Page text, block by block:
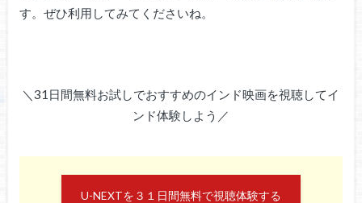
す。ぜひ利用してみてくださいね。
＼31日間無料お試しでおすすめのインド映画を視聴してイ
ンド体験しよう／
U-NEXTを３１日間無料で視聴体験する